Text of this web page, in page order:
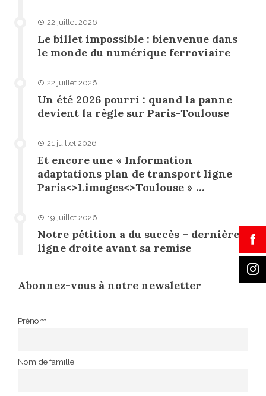
22 juillet 2026
Le billet impossible : bienvenue dans
le monde du numérique ferroviaire
22 juillet 2026
Un été 2026 pourri : quand la panne
devient la règle sur Paris-Toulouse
21 juillet 2026
Et encore une « Information
adaptations plan de transport ligne
Paris<>Limoges<>Toulouse » …
19 juillet 2026
Notre pétition a du succès – dernière
ligne droite avant sa remise
Abonnez-vous à notre newsletter
Prénom
Nom de famille